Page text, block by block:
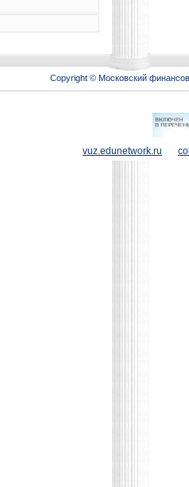
Copyright © Московский
vuz.edunetwork.ru